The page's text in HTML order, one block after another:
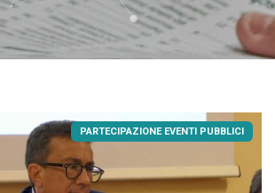
PARTECIPAZIONE EVENTI PUBBLICI